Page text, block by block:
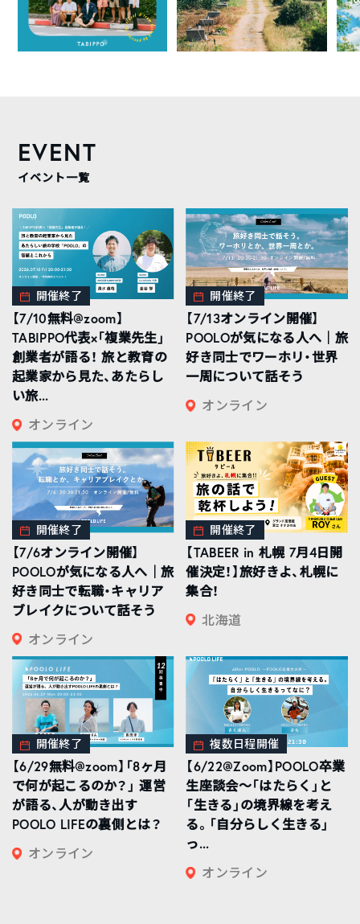
EVENT
イベント一覧
開催終了
【7/10無料@zoom】
TABIPPO代表×「複業先生」
創業者が語る！ 旅と教育の
起業家から見た、あたらし
い旅...
オンライン
開催終了
【7/13オンライン開催】
POOLOが気になる人へ｜旅
好き同士でワーホリ・世界
一周について話そう
オンライン
開催終了
【7/6オンライン開催】
POOLOが気になる人へ｜旅
好き同士で転職・キャリア
ブレイクについて話そう
オンライン
開催終了
【TABEER in 札幌 7月4日開
催決定！】旅好きよ、札幌に
集合！
北海道
開催終了
【6/29無料@zoom】「8ヶ月
で何が起こるのか？」 運営
が語る、人が動き出す
POOLO LIFEの裏側とは？
オンライン
複数日程開催
【6/22@Zoom】POOLO卒業
生座談会〜「はたらく」と
「生きる」の境界線を考え
る。「自分らしく生きる」
っ...
オンライン